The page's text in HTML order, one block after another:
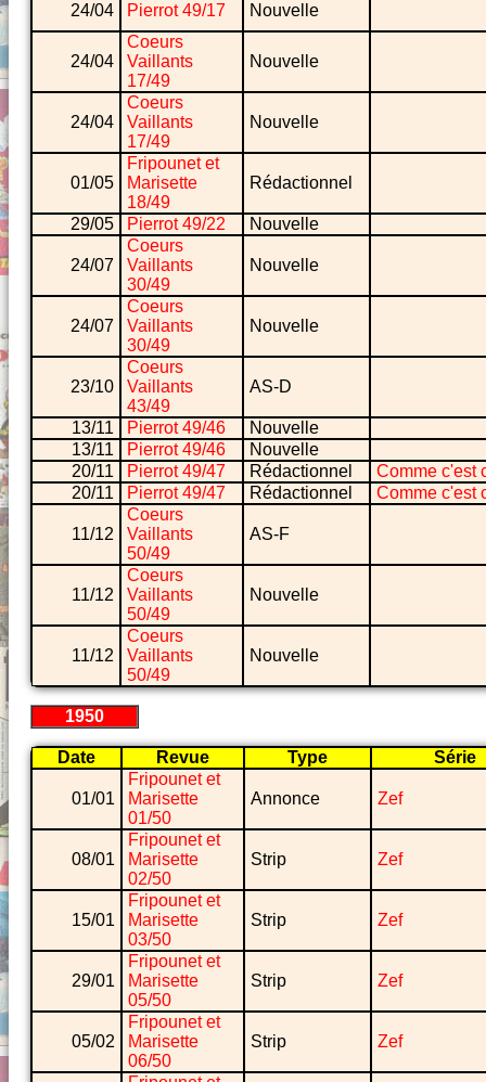
24/04 Pierrot 49/17 Nouvelle
24/04
Coeurs
Vaillants
17/49
Nouvelle
24/04
Coeurs
Vaillants
17/49
Nouvelle
01/05
Fripounet et
Marisette
18/49
Rédactionnel
29/05 Pierrot 49/22 Nouvelle
24/07
Coeurs
Vaillants
30/49
Nouvelle
24/07
Coeurs
Vaillants
30/49
Nouvelle
23/10
Coeurs
Vaillants
43/49
AS-D
13/11 Pierrot 49/46
Nouvelle
13/11
Pierrot 49/46
Nouvelle
20/11
Pierrot 49/47 Rédactionnel
Comme c'est
20/11
Pierrot 49/47 Rédactionnel Comme c'est
11/12
Coeurs
Vaillants
50/49
AS-F
11/12
Coeurs
Vaillants
50/49
Nouvelle
11/12
Coeurs
Vaillants
50/49
Nouvelle
1950
Date Revue Type Série
01/01
Fripounet et
Marisette
01/50
Annonce Zef
08/01
Fripounet et
Marisette
02/50
Strip Zef
15/01
Fripounet et
Marisette
03/50
Strip Zef
29/01
Fripounet et
Marisette
05/50
Strip Zef
05/02
Fripounet et
Marisette
06/50
Strip Zef